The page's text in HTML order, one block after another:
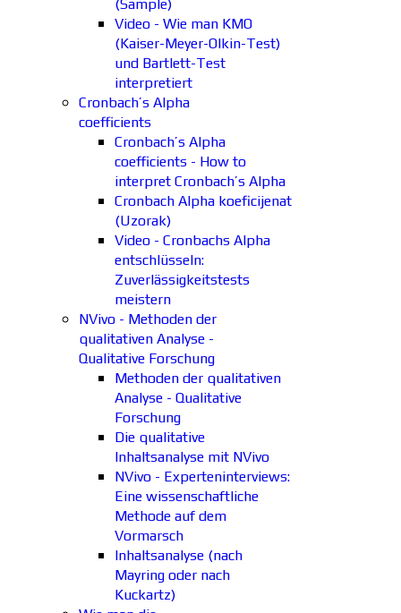
(Sample)
Video - Wie man KMO
(Kaiser-Meyer-Olkin-Test)
und Bartlett-Test
interpretiert
Cronbach’s Alpha
coefficients
Cronbach’s Alpha
coefficients - How to
interpret Cronbach’s Alpha
Cronbach Alpha koeficijenat
(Uzorak)
Video - Cronbachs Alpha
entschlüsseln:
Zuverlässigkeitstests
meistern
NVivo - Methoden der
qualitativen Analyse -
Qualitative Forschung
Methoden der qualitativen
Analyse - Qualitative
Forschung
Die qualitative
Inhaltsanalyse mit NVivo
NVivo - Experteninterviews:
Eine wissenschaftliche
Methode auf dem
Vormarsch
Inhaltsanalyse (nach
Mayring oder nach
Kuckartz)